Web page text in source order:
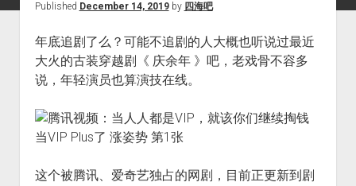
dropdown
福利吧
技术控
福利福利
火星情报局
小猪AI
算娘区块链
Published December 14, 2019by 四海吧
年底追剧了么？可能不追剧的人大概也听说过最近
大火的古装穿越剧《 庆余年 》吧，老戏骨不容多
说，年轻演员也算演技在线。
这个被腾讯、爱奇艺独占的网剧，目前正更新到剧